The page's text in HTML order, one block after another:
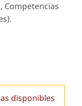
Competencias
disponibles